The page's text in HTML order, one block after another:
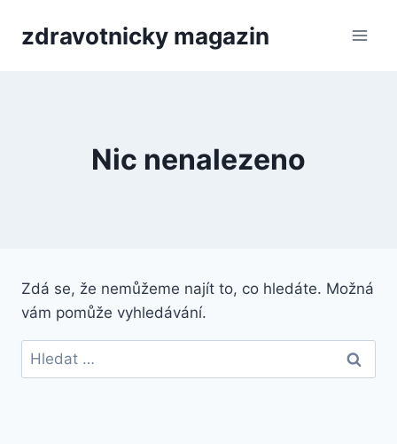
zdravotnicky magazin
Nic nenalezeno
Zdá se, že nemůžeme najít to, co hledáte. Možná
vám pomůže vyhledávání.
Vyhledávání